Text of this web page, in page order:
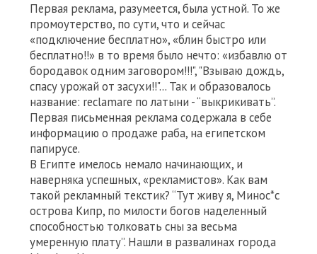
Первая реклама, разумеется, была устной. То же
промоутерство, по сути, что и сейчас
«подключение бесплатно», «блин быстро или
бесплатно!!» в то время было нечто: «избавлю от
бородавок одним заговором!!!", "Взываю дождь,
спасу урожай от засухи!!"... Так и образовалось
название: reclamare по латыни - “выкрикивать”.
Первая письменная реклама содержала в себе
информацию о продаже раба, на египетском
папирусе.
В Египте имелось немало начинающих, и
наверняка успешных, «рекламистов». Как вам
такой рекламный текстик? “Тут живу я, Минос*с
острова Кипр, по милости богов наделенный
способностью толковать сны за весьма
умеренную плату”. Нашли в развалинах города